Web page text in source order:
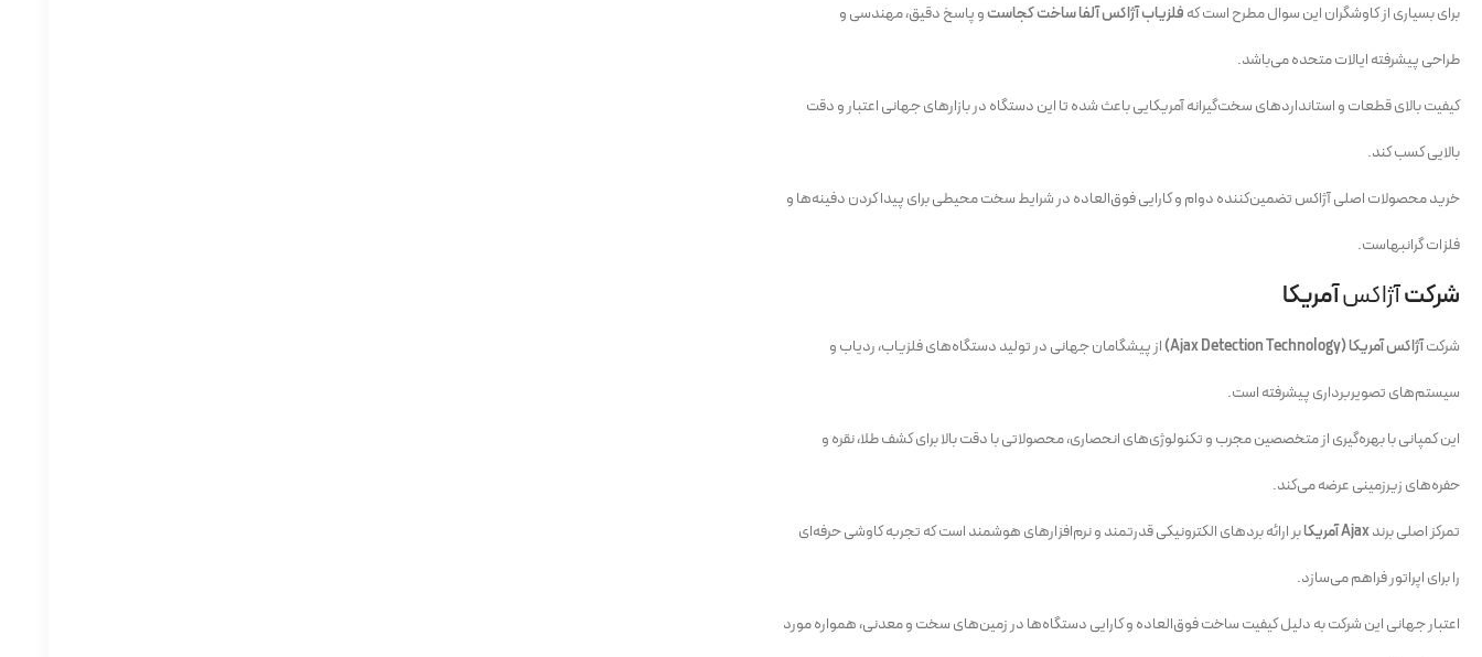
برای بسیاری از کاوشگران این سوال مطرح است کهفلزیاب آژاکس آلفا ساخت کجاستو پاسخ دقیق، مهندسی و
طراحی پیشرفته ایالات متحده می‌باشد.
کیفیت بالای قطعات و استانداردهای سخت‌گیرانه آمریکایی باعث شده تا این دستگاه در بازارهای جهانی اعتبار و دقت
بالایی کسب کند.
خرید محصولات اصلی آژاکس تضمین‌کننده دوام و کارایی فوق‌العاده در شرایط سخت محیطی برای پیدا کردن دفینه‌ها و
فلزات گرانبهاست.
شرکتآژاکسآمریکا
شرکتآژاکس آمریکا (Ajax Detection Technology)
از پیشگامان جهانی در تولید دستگاه‌های فلزیاب، ردیاب و
سیستم‌های تصویربرداری پیشرفته است.
این کمپانی با بهره‌گیری از متخصصین مجرب و تکنولوژی‌های انحصاری، محصولاتی با دقت بالا برای کشف طلا، نقره و
حفره‌های زیرزمینی عرضه می‌کند.
تمرکز اصلی برندAjax آمریکا
بر ارائه بردهای الکترونیکی قدرتمند و نرم‌افزارهای هوشمند است که تجربه کاوشی حرفه‌ای
را برای اپراتور فراهم می‌سازد.
اعتبار جهانی این شرکت به دلیل کیفیت ساخت فوق‌العاده و کارایی دستگاه‌ها در زمین‌های سخت و معدنی، همواره مورد